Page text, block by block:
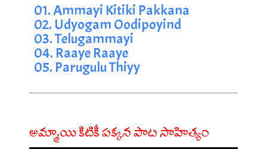
01. Ammayi Kitiki Pakkana
02. Udyogam Oodipoyind
03. Telugammayi
04. Raaye Raaye
05. Parugulu Thiyy
అమ్మాయి కిటికీ పక్కన పాట సాహిత్యం